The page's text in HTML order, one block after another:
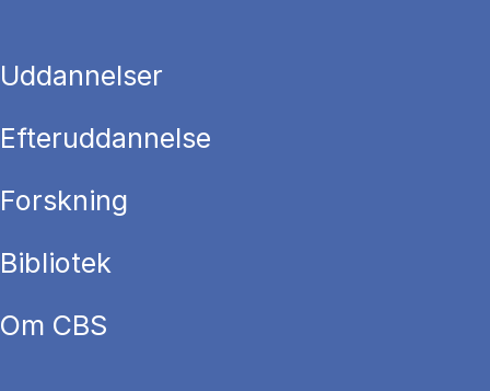
Uddannelser
Efteruddannelse
Forskning
Bibliotek
Om CBS